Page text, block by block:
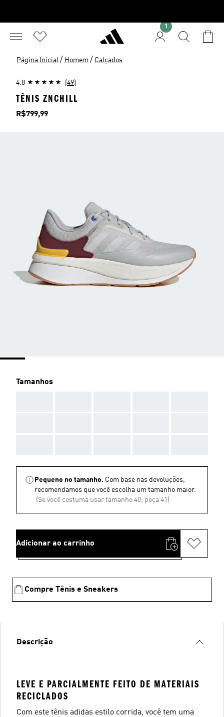
Página Inicial / Homem / Calçados
4.8 (49)
TÊNIS ZNCHILL
Preço
R$799,99
Tamanhos
Pequeno no tamanho. Com base nas devoluções,
recomendamos que você escolha um tamanho maior.
(Se você costuma usar tamanho 40, peça 41)
Adicionar ao carrinho
Compre Tênis e Sneakers
Descrição
LEVE E PARCIALMENTE FEITO DE MATERIAIS
RECICLADOS
Com este tênis adidas estilo corrida, você tem uma